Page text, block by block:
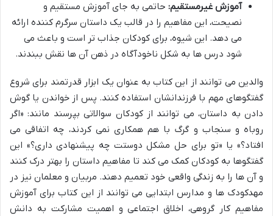
آموزش غیرمستقیم: حاتمی به جای آموزش مستقیم و
نصیحت، این مفاهیم را در قالب یک داستان سرگرم کننده ارائه
می دهد. این شیوه، برای کودکان جذاب تر است و باعث می
شود درس ها به شکل ناخودآگاه در ذهن آن ها نقش ببندند.
والدین می توانند از این کتاب به عنوان یک ابزار قدرتمند برای شروع
گفتگوهای مهم با فرزندانشان استفاده کنند. پس از خواندن یا گوش
دادن به داستان، می توانند از کودکان سوالاتی بپرسند مانند: «اگر
روباه و سنجاب و گرگ با هم همکاری نمی کردند، چه اتفاقی می
افتاد؟» یا «تو برای حل مشکل دوستت چه پیشنهادی داری؟» این
گفتگوها به کودکان کمک می کند تا مفاهیم داستان را بهتر درک کنند
و آن ها را به زندگی واقعی خود تعمیم دهند. مربیان و معلمان نیز در
مهدکودک ها و مدارس ابتدایی می توانند از این کتاب برای آموزش
مفاهیم کار گروهی، اخلاق اجتماعی و اهمیت مشارکت به دانش